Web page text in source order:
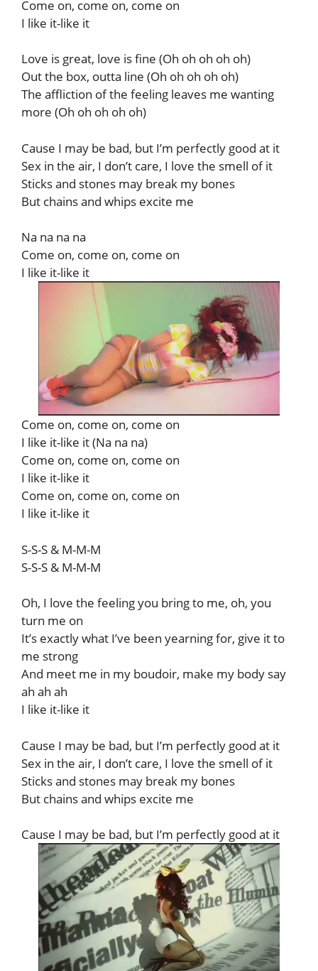
Come on, come on, come on
I like it-like it
Love is great, love is fine (Oh oh oh oh oh)
Out the box, outta line (Oh oh oh oh oh)
The affliction of the feeling leaves me wanting
more (Oh oh oh oh oh)
Cause I may be bad, but I’m perfectly good at it
Sex in the air, I don’t care, I love the smell of it
Sticks and stones may break my bones
But chains and whips excite me
Na na na na
Come on, come on, come on
I like it-like it
Come on, come on, come on
I like it-like it (Na na na)
Come on, come on, come on
I like it-like it
Come on, come on, come on
I like it-like it
S-S-S & M-M-M
S-S-S & M-M-M
Oh, I love the feeling you bring to me, oh, you
turn me on
It’s exactly what I’ve been yearning for, give it to
me strong
And meet me in my boudoir, make my body say
ah ah ah
I like it-like it
Cause I may be bad, but I’m perfectly good at it
Sex in the air, I don’t care, I love the smell of it
Sticks and stones may break my bones
But chains and whips excite me
Cause I may be bad, but I’m perfectly good at it